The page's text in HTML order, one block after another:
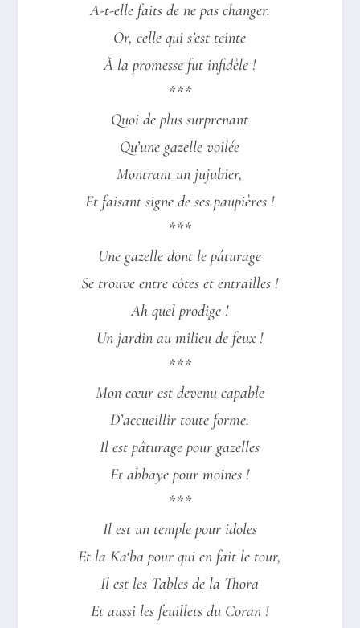
A-t-elle faits de ne pas changer.
Or, celle qui s’est teinte
À la promesse fut infidèle !
***
Quoi de plus surprenant
Qu’une gazelle voilée
Montrant un jujubier,
Et faisant signe de ses paupières !
***
Une gazelle dont le pâturage
Se trouve entre côtes et entrailles !
Ah quel prodige !
Un jardin au milieu de feux !
***
Mon cœur est devenu capable
D’accueillir toute forme.
Il est pâturage pour gazelles
Et abbaye pour moines !
***
Il est un temple pour idoles
Et la Ka‘ba pour qui en fait le tour,
Il est les Tables de la Thora
Et aussi les feuillets du Coran !